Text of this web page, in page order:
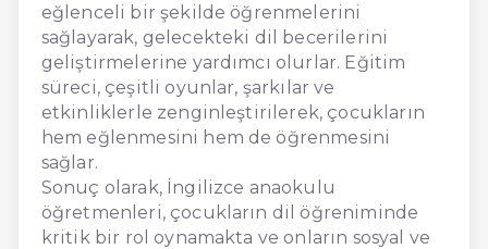
eğlenceli bir şekilde öğrenmelerini
sağlayarak, gelecekteki dil becerilerini
geliştirmelerine yardımcı olurlar. Eğitim
süreci, çeşitli oyunlar, şarkılar ve
etkinliklerle zenginleştirilerek, çocukların
hem eğlenmesini hem de öğrenmesini
sağlar.
Sonuç olarak, İngilizce anaokulu
öğretmenleri, çocukların dil öğreniminde
kritik bir rol oynamakta ve onların sosyal ve